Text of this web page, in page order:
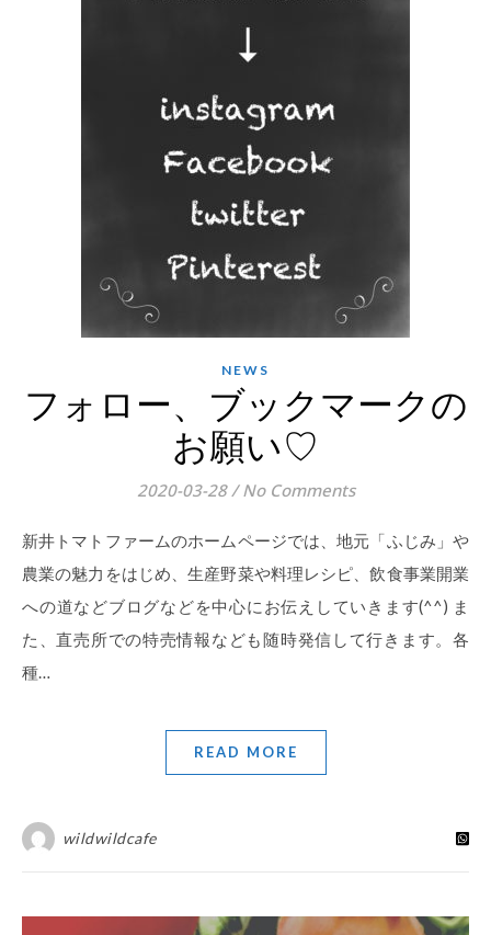
NEWS
フォロー、ブックマークの
お願い♡
2020-03-28 / No Comments
新井トマトファームのホームページでは、地元「ふじみ」や
農業の魅力をはじめ、生産野菜や料理レシピ、飲食事業開業
への道などブログなどを中心にお伝えしていきます(^^) ま
た、直売所での特売情報なども随時発信して行きます。各
種…
READ MORE
wildwildcafe